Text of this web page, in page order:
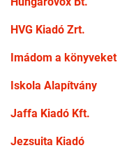
HVG Kiadó Zrt.
Imádom a könyveket
Iskola Alapítvány
Jaffa Kiadó Kft.
Jezsuita Kiadó